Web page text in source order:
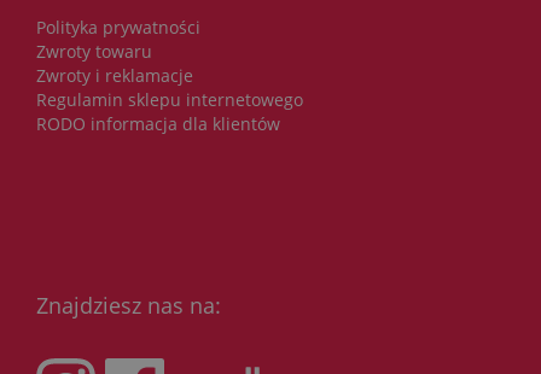
Polityka prywatności
Zwroty towaru
Zwroty i reklamacje
Regulamin sklepu internetowego
RODO informacja dla klientów
Znajdziesz nas na: